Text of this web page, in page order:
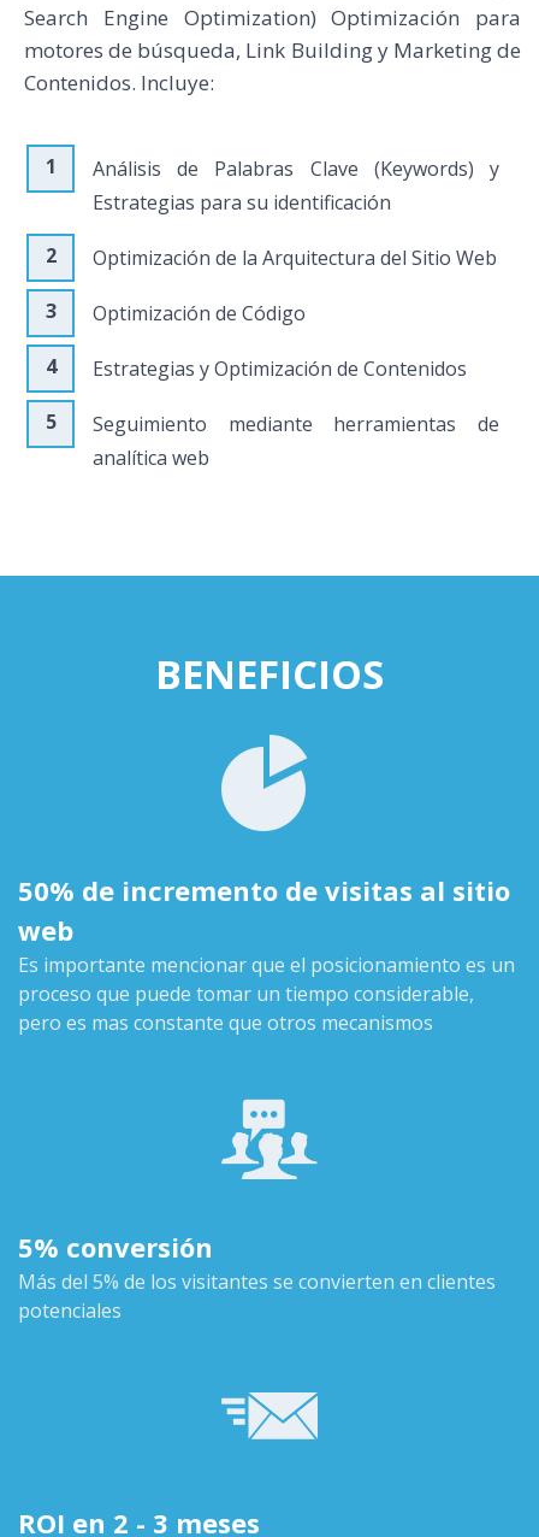
Search Engine Optimization) Optimización para
motores de búsqueda, Link Building y Marketing de
Contenidos. Incluye:
Análisis de Palabras Clave (Keywords) y
Estrategias para su identificación
Optimización de la Arquitectura del Sitio Web
Optimización de Código
Estrategias y Optimización de Contenidos
Seguimiento mediante herramientas de
analítica web
BENEFICIOS
50% de incremento de visitas al sitio
web
Es importante mencionar que el posicionamiento es un
proceso que puede tomar un tiempo considerable,
pero es mas constante que otros mecanismos
5% conversión
Más del 5% de los visitantes se convierten en clientes
potenciales
ROI en 2 - 3 meses